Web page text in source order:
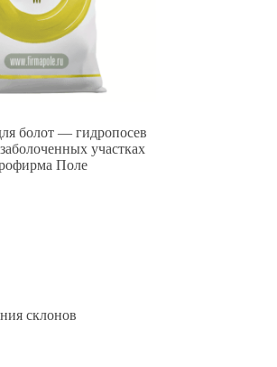
болот — гидропосев
участках
Поле
склонов